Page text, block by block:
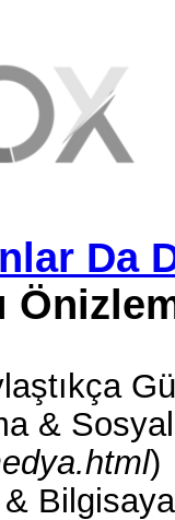
Da
&
)